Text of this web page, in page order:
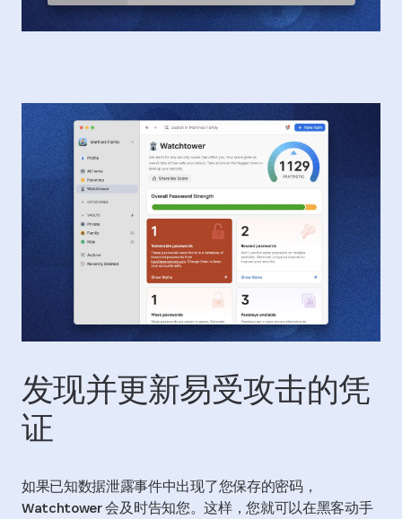
发现并更新易受攻击的凭
证
如果已知数据泄露事件中出现了您保存的密码，
Watchtower 会及时告知您。这样，您就可以在黑客动手